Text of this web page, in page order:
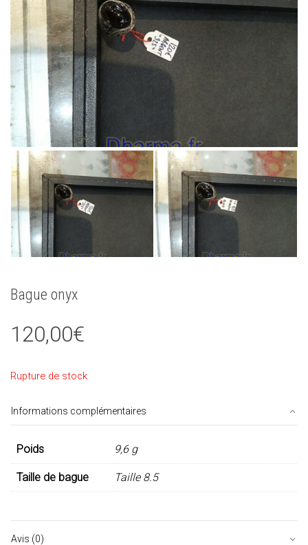
Bague onyx
120,00€
Rupture de stock
Informations complémentaires
Poids 9,6 g
Taille de bague Taille 8.5
Avis (0)